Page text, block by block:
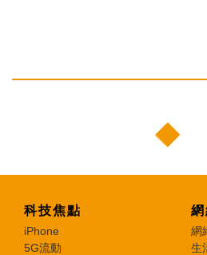
科技焦點
iPhone
5G流動
網
生